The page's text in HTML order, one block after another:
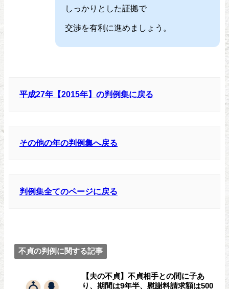
しっかりとした証拠で
交渉を有利に進めましょう。
平成27年【2015年】の判例集に戻る
その他の年の判例集へ戻る
判例集全てのページに戻る
不貞の判例に関する記事
【夫の不貞】不貞相手との間に子あ
り、期間は9年半、慰謝料請求額は500